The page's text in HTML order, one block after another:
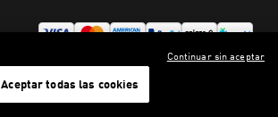
Aceptar todas las cookies
Continuar sin aceptar